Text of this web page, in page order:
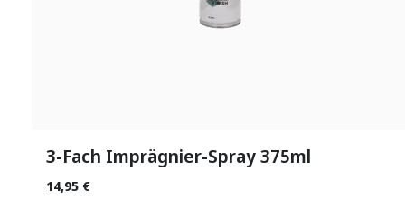
3-Fach Imprägnier-Spray 375ml
14,95 €